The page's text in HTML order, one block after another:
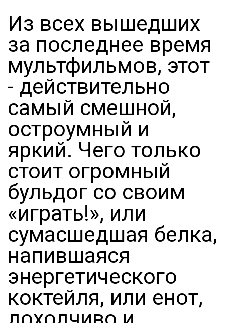
Из всех вышедших
за последнее время
мультфильмов, этот
- действительно
самый смешной,
остроумный и
яркий. Чего только
стоит огромный
бульдог со своим
«играть!», или
сумасшедшая белка,
напившаяся
энергетического
коктейля, или енот,